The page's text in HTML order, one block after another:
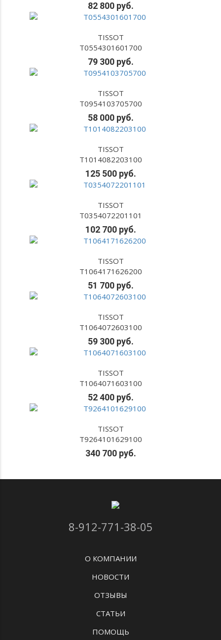
82 800 руб.
TISSOT
T0554301601700
79 300 руб.
TISSOT
T0954103705700
58 000 руб.
TISSOT
T1014082203100
125 500 руб.
TISSOT
T0354072201101
102 700 руб.
TISSOT
T1064171626200
51 700 руб.
TISSOT
T1064072603100
59 300 руб.
TISSOT
T1064071603100
52 400 руб.
TISSOT
T9264101629100
340 700 руб.
8-912-771-38-05
О КОМПАНИИ
НОВОСТИ
ОТЗЫВЫ
СТАТЬИ
ПОМОЩЬ